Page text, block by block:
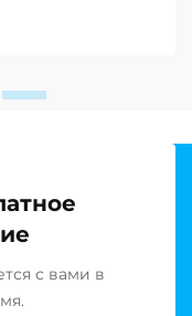
воды продолжает
всему земному
с вами в